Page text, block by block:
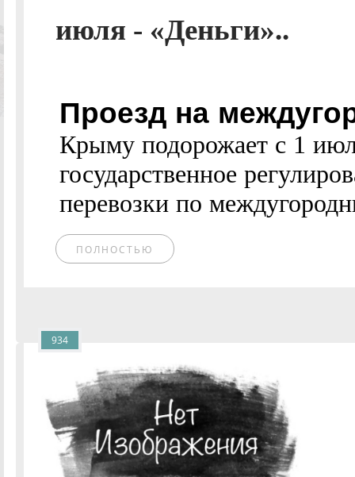
июля - «Деньги»..
Проезд на
Крыму подорожает с 1
государственное
перевозки по
ПОЛНОСТЬЮ
934